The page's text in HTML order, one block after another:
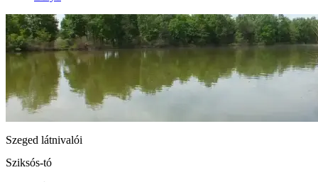
Szeged látnivalói
Sziksós-tó